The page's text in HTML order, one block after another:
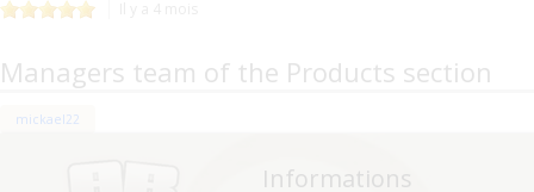
Managers team of the Products section
mickael22
Informations